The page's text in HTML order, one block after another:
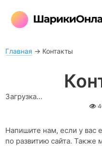
Главная → Контакты
Загрузка…
Напишите нам, если у вас
по развитию сайта. Также